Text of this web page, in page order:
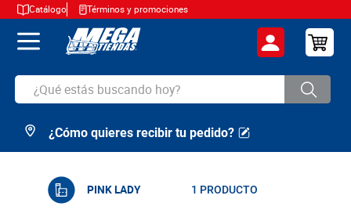
Catálogo Términos y promociones
¿Qué estás buscando hoy?
TÉRMINOS MÁS BUSCADOS
2 .
arroz
¿Cómo quieres recibir tu pedido?
PINK LADY 1 PRODUCTO